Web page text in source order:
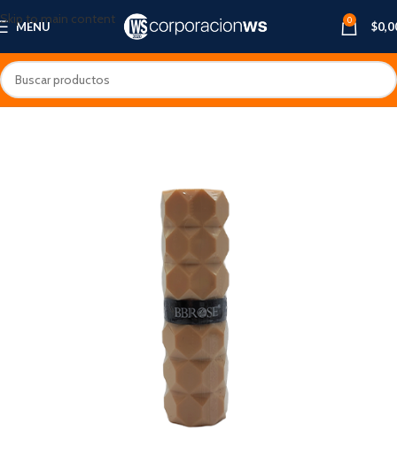
Skip to main content
MENU 0 $